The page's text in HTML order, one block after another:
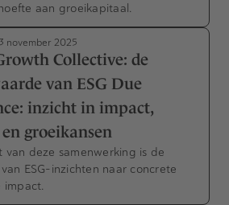
aan groeikapitaal.
3 november 2025
Collective: de
van ESG Due
inzicht in impact,
en groeikansen
van deze samenwerking is de
ESG-inzichten naar concrete
impact.